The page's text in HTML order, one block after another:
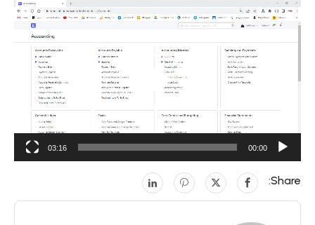
مشغل
الفيديو
00:00
03:16
Share: